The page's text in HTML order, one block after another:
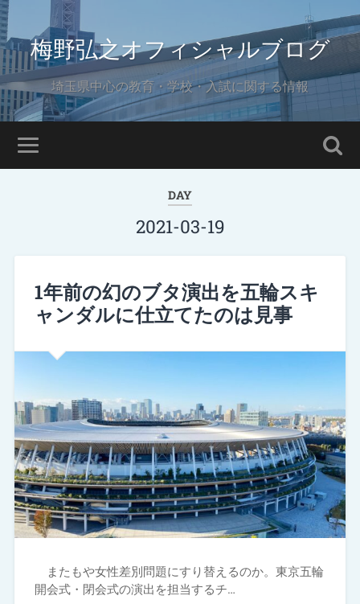
梅野弘之オフィシャルブログ
埼玉県中心の教育・学校・入試に関する情報
DAY
2021-03-19
1年前の幻のブタ演出を五輪スキ
ャンダルに仕立てたのは見事
またもや女性差別問題にすり替えるのか。東京五輪
開会式・閉会式の演出を担当するチ…